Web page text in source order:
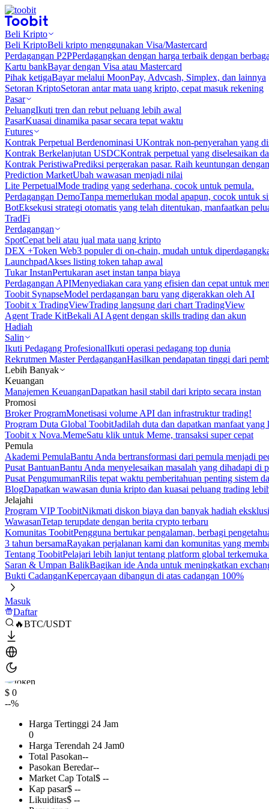
Beli Kripto
Beli KriptoBeli kripto menggunakan Visa/Mastercard
Perdagangan P2PPerdagangkan dengan harga terbaik dengan
Kartu bankBayar dengan Visa atau Mastercard
Pihak ketigaBayar melalui MoonPay, Advcash, Simplex, dan lainnya
Setoran KriptoSetoran antar mata uang kripto, cepat masuk rekening
Pasar
PeluangIkuti tren dan rebut peluang lebih awal
PasarKuasai dinamika pasar secara tepat waktu
Futures
Kontrak Perpetual Berdenominasi UKontrak non-penyerahan yang
Kontrak Berkelanjutan USDCKontrak perpetual yang diselesaikan
Kontrak PeristiwaPrediksi pergerakan pasar. Raih keuntungan
Prediction MarketUbah wawasan menjadi nilai
Lite PerpetualMode trading yang sederhana, cocok untuk pemula.
Perdagangan DemoTanpa memerlukan modal apapun, cocok untuk
BotEksekusi strategi otomatis yang telah ditentukan, manfaatkan
TradFi
Perdagangan
SpotCepat beli atau jual mata uang kripto
DEX +Token Web3 populer di on-chain, mudah untuk
LaunchpadAkses listing token tahap awal
Tukar InstanPertukaran aset instan tanpa biaya
Perdagangan APIMenyediakan cara yang efisien dan cepat untuk
Toobit SynapseModel perdagangan baru yang digerakkan oleh AI
Toobit x TradingViewTrading langsung dari chart TradingView
Agent Trade KitBekali AI Agent dengan skills trading dan akun
Hadiah
Salin
Ikuti Pedagang ProfesionalIkuti operasi pedagang top dunia
Rekrutmen Master PerdaganganHasilkan pendapatan tinggi dari
Lebih Banyak
Keuangan
Manajemen KeuanganDapatkan hasil stabil dari kripto secara instan
Promosi
Broker ProgramMonetisasi volume API dan infrastruktur trading!
Program Duta Global ToobitJadilah duta dan dapatkan manfaat
Toobit x Nova.MemeSatu klik untuk Meme, transaksi super cepat
Pemula
Akademi PemulaBantu Anda bertransformasi dari pemula menjadi
Pusat BantuanBantu Anda menyelesaikan masalah yang dihadapi di
Pusat PengumumanRilis tepat waktu pemberitahuan penting sistem
BlogDapatkan wawasan dunia kripto dan kuasai peluang trading
Jelajahi
Program VIP ToobitNikmati diskon biaya dan banyak hadiah
WawasanTetap terupdate dengan berita crypto terbaru
Komunitas ToobitPengguna bertukar pengalaman, berbagi
3 tahun bersamaRayakan perjalanan kami dan komunitas yang
Tentang ToobitPelajari lebih lanjut tentang platform global
Saran & Umpan BalikBagikan ide Anda untuk meningkatkan
Bukti CadanganKepercayaan dibangun di atas cadangan 100%
Masuk
Daftar
🔥BTC/USDT
$ 0
--%
Harga Tertinggi 24 Jam
0
Harga Terendah 24 Jam0
Total Pasokan--
Pasokan Beredar--
Market Cap Total$ --
Kap pasar$ --
Likuiditas$ --